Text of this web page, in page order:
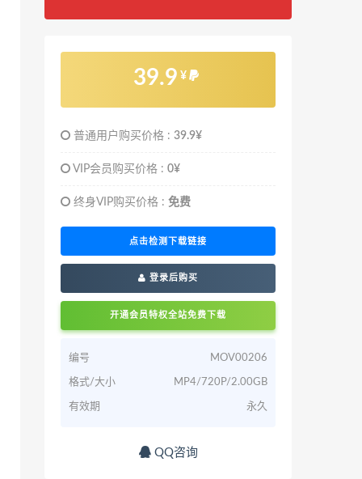
39.9 ¥
普通用户购买价格 : 39.9¥
VIP会员购买价格 : 0¥
终身VIP购买价格 : 免费
点击检测下载链接
登录后购买
开通会员特权全站免费下载
编号 MOV00206
格式/大小 MP4/720P/2.00GB
有效期 永久
QQ咨询